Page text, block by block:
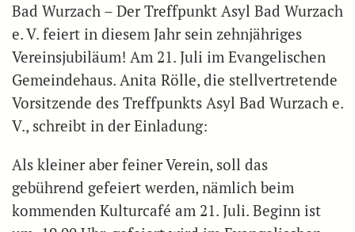
Bad Wurzach – Der Treffpunkt Asyl Bad Wurzach
e. V. feiert in diesem Jahr sein zehnjähriges
Vereinsjubiläum! Am 21. Juli im Evangelischen
Gemeindehaus. Anita Rölle, die stellvertretende
Vorsitzende des Treffpunkts Asyl Bad Wurzach e.
V., schreibt in der Einladung:
Als kleiner aber feiner Verein, soll das
gebührend gefeiert werden, nämlich beim
kommenden Kulturcafé am 21. Juli. Beginn ist